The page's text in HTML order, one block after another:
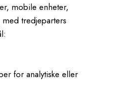
mobile enheter,
tredjeparters
for analytiske eller